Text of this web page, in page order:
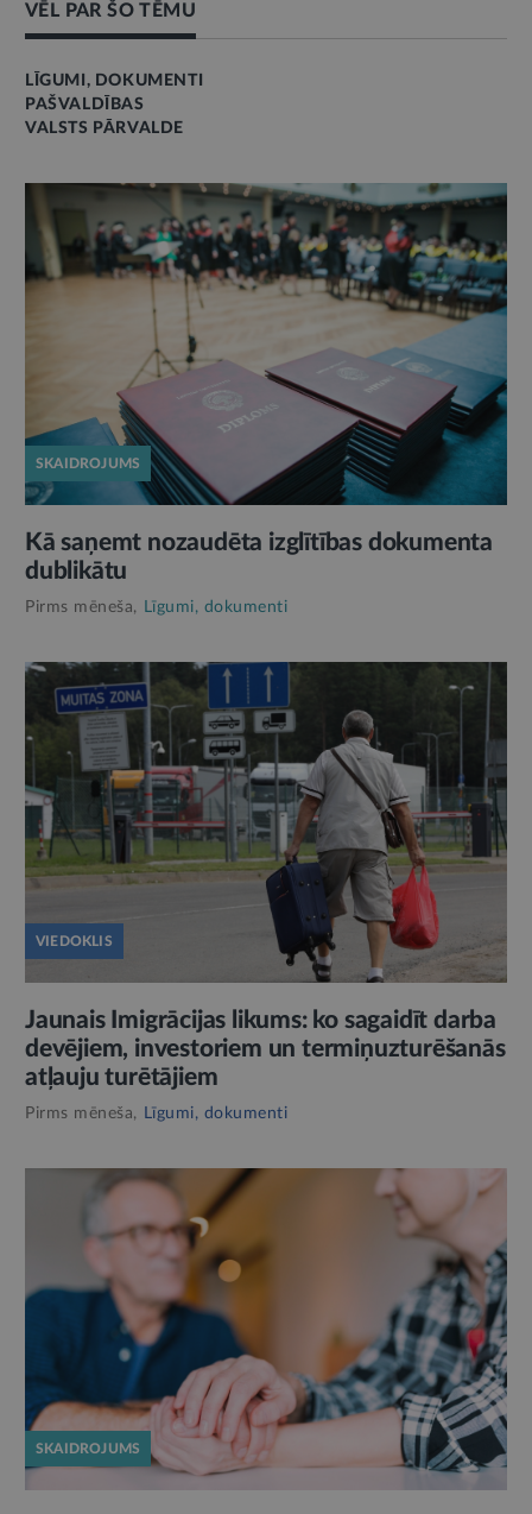
VĒL PAR ŠO TĒMU
LĪGUMI, DOKUMENTI
PAŠVALDĪBAS
VALSTS PĀRVALDE
SKAIDROJUMS
Kā saņemt nozaudēta izglītības dokumenta
dublikātu
Pirms mēneša, Līgumi, dokumenti
VIEDOKLIS
Jaunais Imigrācijas likums: ko sagaidīt darba
devējiem, investoriem un termiņuzturēšanās
atļauju turētājiem
Pirms mēneša, Līgumi, dokumenti
SKAIDROJUMS